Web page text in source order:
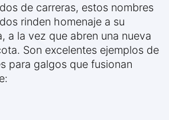
de carreras, estos nombres
rinden homenaje a su
a la vez que abren una nueva
Son excelentes ejemplos de
para galgos que fusionan